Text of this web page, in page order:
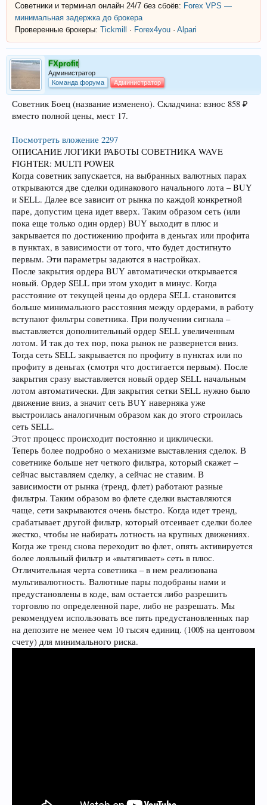
Советники и терминал онлайн 24/7 без сбоёв: Forex VPS —
минимальная задержка до брокера
Проверенные брокеры: Tickmill · Forex4you · Alpari
FXprofit
Администратор
Команда форума
Администратор
Советник Боец (название изменено). Складчина: взнос 858 ₽
вместо полной цены, мест 17.
Посмотреть вложение 2297
ОПИСАНИЕ ЛОГИКИ РАБОТЫ СОВЕТНИКА WAVE
FIGHTER: MULTI POWER
Когда советник запускается, на выбранных валютных парах
открываются две сделки одинакового начального лота – BUY
и SELL. Далее все зависит от рынка по каждой конкретной
паре, допустим цена идет вверх. Таким образом сеть (или
пока еще только один ордер) BUY выходит в плюс и
закрывается по достижению профита в деньгах или профита
в пунктах, в зависимости от того, что будет достигнуто
первым. Эти параметры задаются в настройках.
После закрытия ордера BUY автоматически открывается
новый. Ордер SELL при этом уходит в минус. Когда
расстояние от текущей цены до ордера SELL становится
больше минимального расстояния между ордерами, в работу
вступают фильтры советника. При получении сигнала –
выставляется дополнительный ордер SELL увеличенным
лотом. И так до тех пор, пока рынок не развернется вниз.
Тогда сеть SELL закрывается по профиту в пунктах или по
профиту в деньгах (смотря что достигается первым). После
закрытия сразу выставляется новый ордер SELL начальным
лотом автоматически. Для закрытия сетки SELL нужно было
движение вниз, а значит сеть BUY наверняка уже
выстроилась аналогичным образом как до этого строилась
сеть SELL.
Этот процесс происходит постоянно и циклически.
Теперь более подробно о механизме выставления сделок. В
советнике больше нет четкого фильтра, который скажет –
сейчас выставляем сделку, а сейчас не ставим. В
зависимости от рынка (тренд, флет) работают разные
фильтры. Таким образом во флете сделки выставляются
чаще, сети закрываются очень быстро. Когда идет тренд,
срабатывает другой фильтр, который отсеивает сделки более
жестко, чтобы не набирать лотность на крупных движениях.
Когда же тренд снова переходит во флет, опять активируется
более лояльный фильтр и «вытягивает» сеть в плюс.
Отличительная черта советника – в нем реализована
мультивалютность. Валютные пары подобраны нами и
предустановлены в коде, вам остается либо разрешить
торговлю по определенной паре, либо не разрешать. Мы
рекомендуем использовать все пять предустановленных пар
на депозите не менее чем 10 тысяч единиц. (100$ на центовом
счету) для минимального риска.